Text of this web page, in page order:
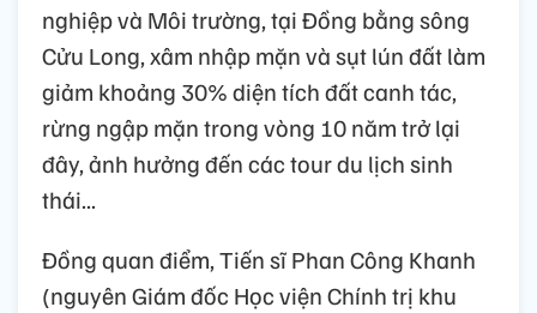
nghiệp và Môi trường, tại Đồng bằng sông
Cửu Long, xâm nhập mặn và sụt lún đất làm
giảm khoảng 30% diện tích đất canh tác,
rừng ngập mặn trong vòng 10 năm trở lại
đây, ảnh hưởng đến các tour du lịch sinh
thái...
Đồng quan điểm, Tiến sĩ Phan Công Khanh
(nguyên Giám đốc Học viện Chính trị khu